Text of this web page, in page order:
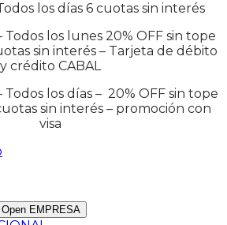
los días 6 cuotas sin interés
Todos los lunes 20% OFF sin tope
sin interés – Tarjeta de débito
y crédito CABAL
los días – 20% OFF sin tope
sin interés – promoción con
visa
Open EMPRESA